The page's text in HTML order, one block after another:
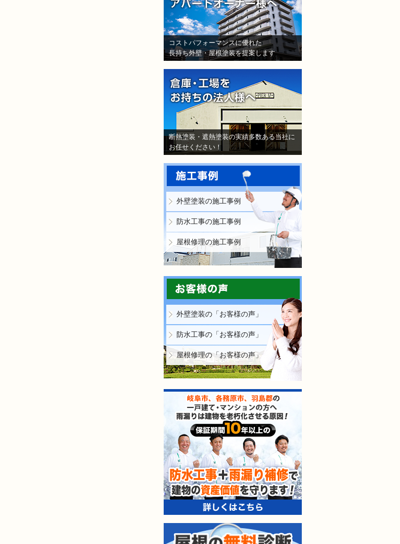
コストパフォーマンスに優れた
長持ち外壁・屋根塗装を提案します
断熱塗装・遮熱塗装の実績多数ある当社に
お任せください！
外壁塗装の施工事例
防水工事の施工事例
屋根修理の施工事例
外壁塗装の「お客様の声」
防水工事の「お客様の声」
屋根修理の「お客様の声」